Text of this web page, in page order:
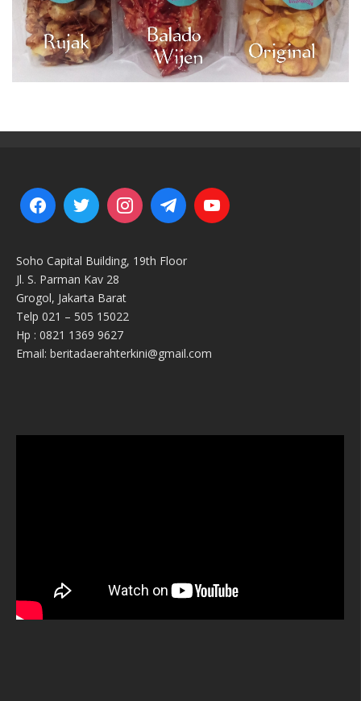
Soho Capital Building, 19th Floor
Jl. S. Parman Kav 28
Grogol, Jakarta Barat
Telp 021 – 505 15022
Hp : 0821 1369 9627
Email: beritadaerahterkini@gmail.com